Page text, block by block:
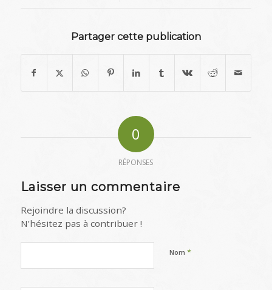
Partager cette publication
0
RÉPONSES
Laisser un commentaire
Rejoindre la discussion?
N’hésitez pas à contribuer !
Nom *